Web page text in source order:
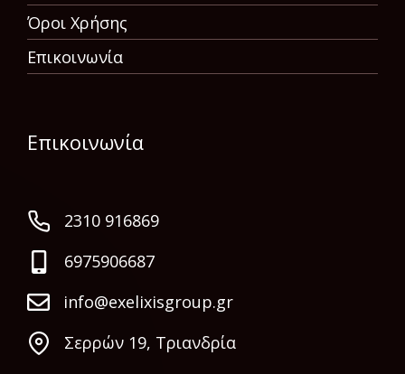
Όροι Χρήσης
Επικοινωνία
Επικοινωνία
2310 916869
6975906687
info@exelixisgroup.gr
Σερρών 19, Τριανδρία